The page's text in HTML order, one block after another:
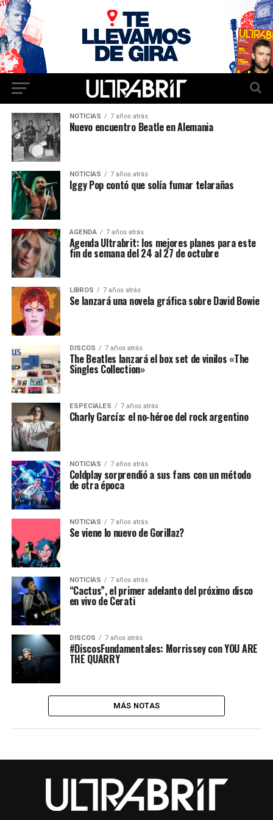
NOTICIAS 7 años atrás
Nuevo encuentro Beatle en Alemania
NOTICIAS 7 años atrás
Iggy Pop contó que solía fumar telarañas
AGENDA 7 años atrás
Agenda Ultrabrit: los mejores planes para este
fin de semana del 24 al 27 de octubre
LIBROS 7 años atrás
Se lanzará una novela gráfica sobre David Bowie
DISCOS 7 años atrás
The Beatles lanzará el box set de vinilos «The
Singles Collection»
ESPECIALES 7 años atrás
Charly García: el no-héroe del rock argentino
NOTICIAS 7 años atrás
Coldplay sorprendió a sus fans con un método
de otra época
NOTICIAS 7 años atrás
Se viene lo nuevo de Gorillaz?
NOTICIAS 7 años atrás
“Cactus”, el primer adelanto del próximo disco
en vivo de Cerati
DISCOS 7 años atrás
#DiscosFundamentales: Morrissey con YOU ARE
THE QUARRY
MÁS NOTAS